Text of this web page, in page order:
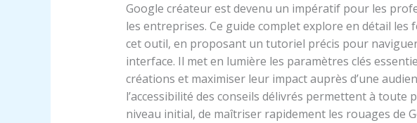
Google créateur est devenu un impératif pour les
les entreprises. Ce guide complet explore en détail
cet outil, en proposant un tutoriel précis pour
interface. Il met en lumière les paramètres clés
créations et maximiser leur impact auprès d’une
l’accessibilité des conseils délivrés permettent à toute
niveau initial, de maîtriser rapidement les rouages de